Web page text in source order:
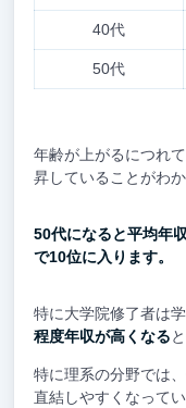
40代
50代
年齢が上がるにつれ
昇していることがわか
50代になると平均年
で10位に入ります。
特に大学院修了者は
程度年収が高くなる
特に理系の分野では
直結しやすくなってい